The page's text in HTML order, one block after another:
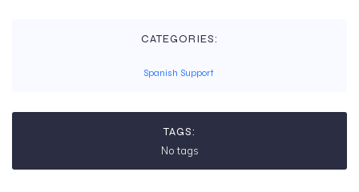
CATEGORIES:
Spanish Support
TAGS:
No tags